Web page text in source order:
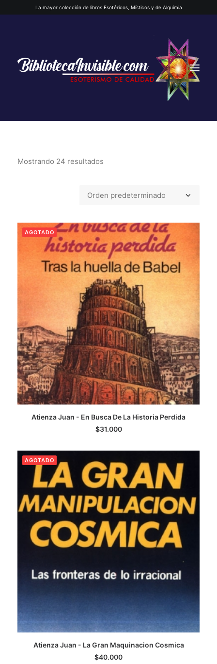
La mayor colección de libros Esotéricos, Místicos y de Alquimia
INICIO
CATEGORÍAS
AUTORES DESTACADOS
GLOSARIO
CONTACTO
LOGIN / REGISTER
CART
Mostrando 24 resultados
AGOTADO
LEER MÁS
Atienza Juan - En Busca De La Historia Perdida
$31.000
AGOTADO
LEER MÁS
Atienza Juan - La Gran Maquinacion Cosmica
$40.000